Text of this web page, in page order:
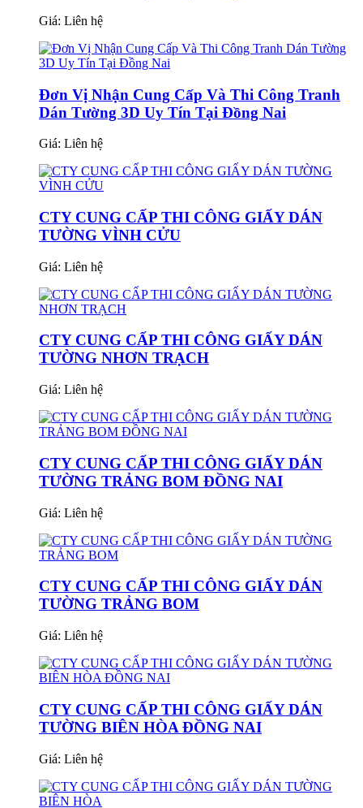
Giá: Liên hệ
Đơn Vị Nhận Cung Cấp Và Thi Công Tranh
Dán Tường 3D Uy Tín Tại Đồng Nai
Giá: Liên hệ
CTY CUNG CẤP THI CÔNG GIẤY DÁN
TƯỜNG VÌNH CỬU
Giá: Liên hệ
CTY CUNG CẤP THI CÔNG GIẤY DÁN
TƯỜNG NHƠN TRẠCH
Giá: Liên hệ
CTY CUNG CẤP THI CÔNG GIẤY DÁN
TƯỜNG TRẢNG BOM ĐỒNG NAI
Giá: Liên hệ
CTY CUNG CẤP THI CÔNG GIẤY DÁN
TƯỜNG TRẢNG BOM
Giá: Liên hệ
CTY CUNG CẤP THI CÔNG GIẤY DÁN
TƯỜNG BIÊN HÒA ĐỒNG NAI
Giá: Liên hệ